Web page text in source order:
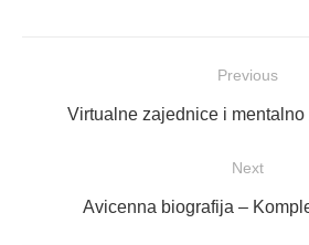
objava
Previous
Previous
Virtualne zajednice i
Next
Next
Avicenna biografija –